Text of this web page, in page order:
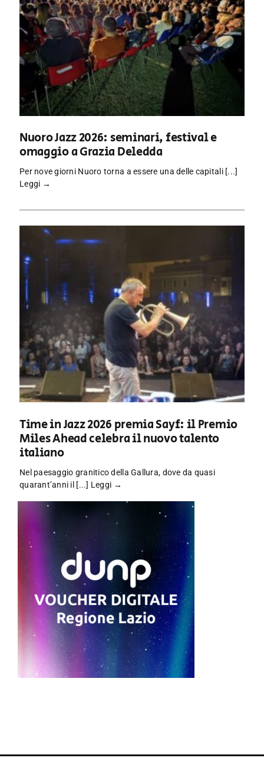
Nuoro Jazz 2026: seminari, festival e
omaggio a Grazia Deledda
Per nove giorni Nuoro torna a essere una delle capitali [...]
Leggi →
Time in Jazz 2026 premia Sayf: il Premio
Miles Ahead celebra il nuovo talento
italiano
Nel paesaggio granitico della Gallura, dove da quasi
quarant’anni il [...] Leggi →